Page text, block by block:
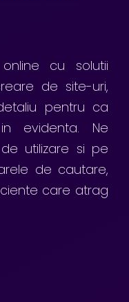
cu solutii
de site-uri,
pentru ca
evidenta. Ne
utilizare si pe
de cautare,
care atrag